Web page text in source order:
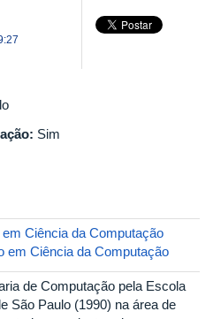
Sim
Ciência da Computação
em Ciência da Computação
de Computação pela Escola
São Paulo (1990) na área de